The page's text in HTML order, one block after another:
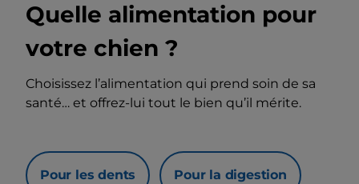
Quelle alimentation pour
votre chien ?
Choisissez l’alimentation qui prend soin de sa
santé… et offrez-lui tout le bien qu’il mérite.
Pour les dents Pour la digestion